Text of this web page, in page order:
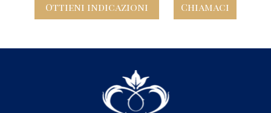
Ottieni indicazioni Chiamaci